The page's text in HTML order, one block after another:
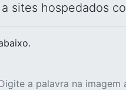
sites hospedados
a palavra na